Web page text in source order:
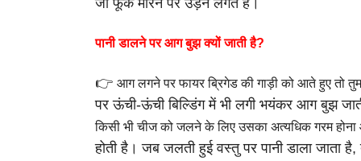
जो फूंक मारने पर उड़ने लगते हैं।
पानी डालने पर आग बुझ क्यों जाती है?
👉 आग लगने पर फायर ब्रिगेड की गाड़ी को आते हुए तो
पर ऊंची-ऊंची बिल्डिंगमें भी लगी भयंकर आग बुझ
किसी भी चीज को जलने के लिए उसका अत्यधिक गरम
होती है। जब जलतीहुई वस्तु पर पानी डाला जाता